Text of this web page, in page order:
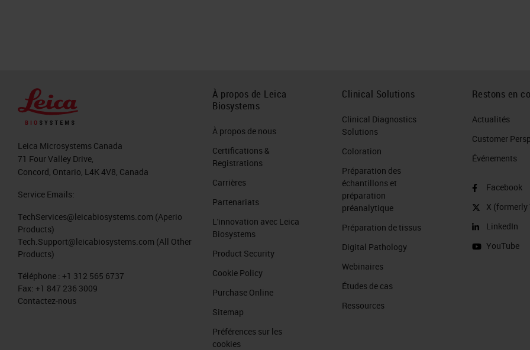
Leica Microsystems Canada
71 Four Valley Drive,
Concord, Ontario, L4K 4V8, Canada
Service Emails:
TechServices@leicabiosystems.com (Aperio
Products)
Tech.Support@leicabiosystems.com (All Other
Products)
Téléphone : +1 312 565 6737
Fax: +1 847 236 3009
Contactez-nous
À propos de Leica
Biosystems
À propos de nous
Certifications &
Registrations
Carrières
Partenariats
L'innovation avec Leica
Biosystems
Product Security
Cookie Policy
Purchase Online
Sitemap
Préférences sur les
cookies
Clinical Solutions
Clinical Diagnostics
Solutions
Coloration
Préparation des
échantillons et
préparation
préanalytique
Préparation de tissus
Digital Pathology
Webinaires
Études de cas
Ressources
Restons en
Actualités
Customer
Événements
Facebook
X
LinkedIn
YouTube